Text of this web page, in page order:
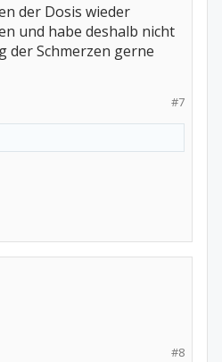
der Dosis wieder
und habe deshalb nicht
der Schmerzen gerne
#7
#8